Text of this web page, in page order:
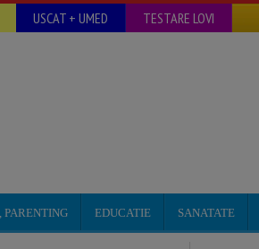
USCAT + UMED TESTARE LOVI
EDUCATIE SANATATE